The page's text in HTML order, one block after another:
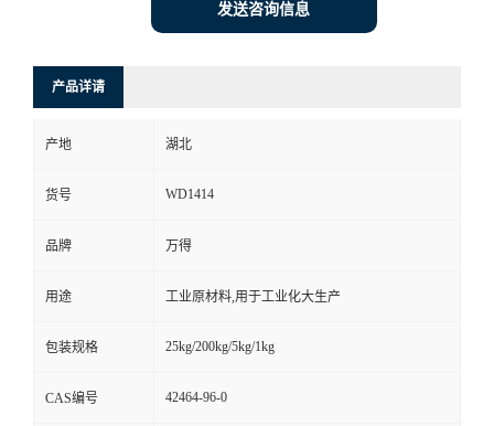
发送咨询信息
产品详请
产地 湖北
货号 WD1414
品牌 万得
用途 工业原材料,用于工业化大生产
包装规格 25kg/200kg/5kg/1kg
CAS编号 42464-96-0